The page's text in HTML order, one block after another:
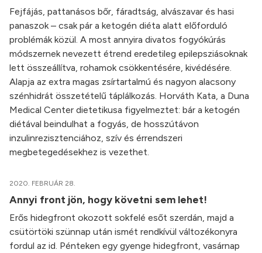
Fejfájás, pattanásos bőr, fáradtság, alvászavar és hasi
panaszok – csak pár a ketogén diéta alatt előforduló
problémák közül. A most annyira divatos fogyókúrás
módszernek nevezett étrend eredetileg epilepsziásoknak
lett összeállítva, rohamok csökkentésére, kivédésére.
Alapja az extra magas zsírtartalmú és nagyon alacsony
szénhidrát összetételű táplálkozás. Horváth Kata, a Duna
Medical Center dietetikusa figyelmeztet: bár a ketogén
diétával beindulhat a fogyás, de hosszútávon
inzulinrezisztenciához, szív és érrendszeri
megbetegedésekhez is vezethet.
2020. FEBRUÁR 28.
Annyi front jön, hogy követni sem lehet!
Erős hidegfront okozott sokfelé esőt szerdán, majd a
csütörtöki szünnap után ismét rendkívül változékonyra
fordul az id. Pénteken egy gyenge hidegfront, vasárnap